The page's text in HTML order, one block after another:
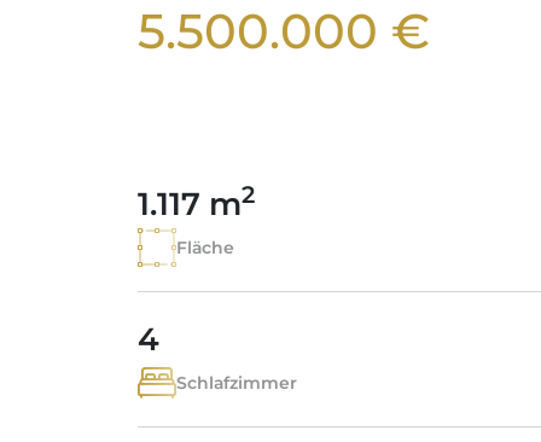
5.500.000 €
1.117 m2
Fläche
4
Schlafzimmer